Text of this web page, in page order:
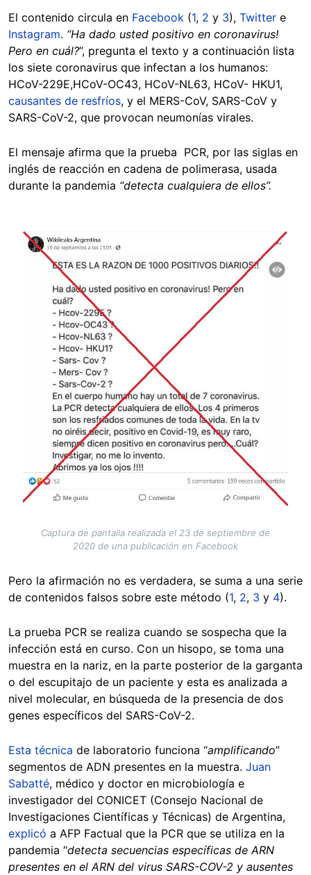
El contenido circula en Facebook (1, 2 y 3), Twitter e
Instagram. “Ha dado usted positivo en coronavirus!
Pero en cuál?”, pregunta el texto y a continuación lista
los siete coronavirus que infectan a los humanos:
HCoV-229E,HCoV-OC43, HCoV-NL63, HCoV- HKU1,
causantes de resfríos, y el MERS-CoV, SARS-CoV y
SARS-CoV-2, que provocan neumonías virales.
El mensaje afirma que la prueba PCR, por las siglas en
inglés de reacción en cadena de polimerasa, usada
durante la pandemia “detecta cualquiera de ellos”.
Image
Captura de pantalla realizada el 23 de septiembre de
2020 de una publicación en Facebook
Pero la afirmación no es verdadera, se suma a una serie
de contenidos falsos sobre este método (1, 2, 3 y 4).
La prueba PCR se realiza cuando se sospecha que la
infección está en curso. Con un hisopo, se toma una
muestra en la nariz, en la parte posterior de la garganta
o del escupitajo de un paciente y esta es analizada a
nivel molecular, en búsqueda de la presencia de dos
genes específicos del SARS-CoV-2.
Esta técnica de laboratorio funciona “amplificando”
segmentos de ADN presentes en la muestra. Juan
Sabatté, médico y doctor en microbiología e
investigador del CONICET (Consejo Nacional de
Investigaciones Científicas y Técnicas) de Argentina,
explicó a AFP Factual que la PCR que se utiliza en la
pandemia “detecta secuencias específicas de ARN
presentes en el ARN del virus SARS-COV-2 y ausentes